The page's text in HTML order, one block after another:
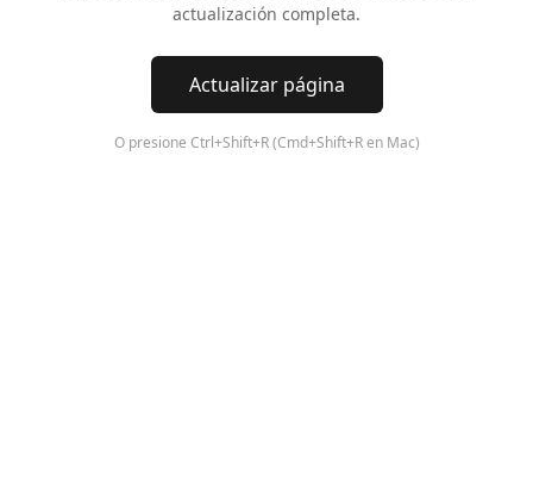
actualización completa.
Actualizar página
O presione Ctrl+Shift+R (Cmd+Shift+R en Mac)